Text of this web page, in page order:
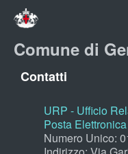
Comune di
Contatti
URP - Ufficio
Posta
Numero Unico: